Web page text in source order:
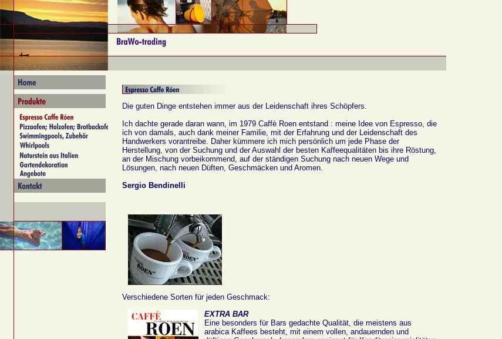
Die guten Dinge entstehen immer aus der Leidenschaft ihres Schöpfers.
Ich dachte gerade daran wann, im 1979 Caffè Roen entstand : meine Idee von Espresso, die
ich von damals, auch dank meiner Familie, mit der Erfahrung und der Leidenschaft des
Handwerkers vorantreibe. Daher kümmere ich mich persönlich um jede Phase der
Herstellung, von der Suchung und der Auswahl der besten Kaffeequalitäten bis ihre Röstung,
an der Mischung vorbeikommend, auf der ständigen Suchung nach neuen Wege und
Lösungen, nach neuen Düften, Geschmäcken und Aromen.
Sergio Bendinelli
Verschiedene Sorten für jeden Geschmack:
EXTRA BAR
Eine besonders für Bars gedachte Qualität, die meistens aus
arabica Kaffees besteht, mit einem vollen, andauernden und